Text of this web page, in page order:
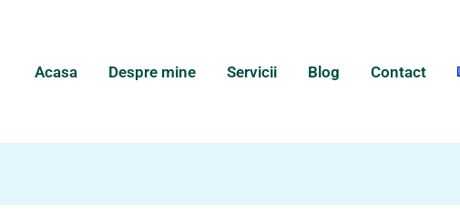
Acasa Despre mine Servicii Blog Contact